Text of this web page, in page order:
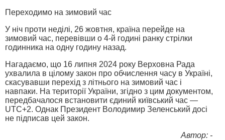
Переходимо на зимовий час
У ніч проти неділі, 26 жовтня, країна перейде на
зимовий час, перевівши о 4-й годині ранку стрілки
годинника на одну годину назад.
Нагадаємо, що 16 липня 2024 року Верховна Рада
ухвалила в цілому закон про обчислення часу в Україні,
скасувавши перехід з літнього на зимовий час і
навпаки. На території України, згідно з цим документом,
передбачалося встановити єдиний київський час —
UTC+2. Однак Президент Володимир Зеленський досі
не підписав цей закон.
Автор: -